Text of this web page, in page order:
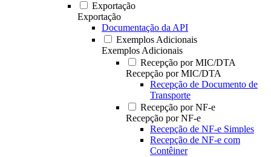
Exportação
Exportação
Documentação da API
Exemplos Adicionais
Exemplos Adicionais
Recepção por MIC/DTA
Recepção por MIC/DTA
Recepção de Documento de
Transporte
Recepção por NF-e
Recepção por NF-e
Recepção de NF-e Simples
Recepção de NF-e com
Contêiner